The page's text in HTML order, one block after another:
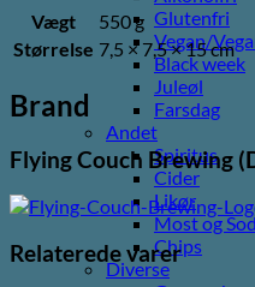
Glutenfri
Vegan/
Black week
Juleøl
Farsdag
Andet
Spiritus
Cider
Likør
Most og
Chips
Diverse
Vægt
550 g
Størrelse 7,5 × 7,5 × 15 cm
Brand
Flying Couch Brewing
Relaterede varer